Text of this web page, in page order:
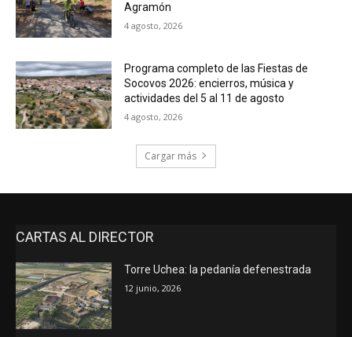
Agramón
4 agosto, 2026
Programa completo de las Fiestas de
Socovos 2026: encierros, música y
actividades del 5 al 11 de agosto
4 agosto, 2026
Cargar más
CARTAS AL DIRECTOR
Torre Uchea: la pedanía defenestrada
12 junio, 2026